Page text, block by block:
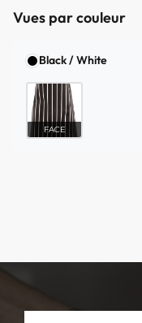
Vues par couleur
Black / White
FACE